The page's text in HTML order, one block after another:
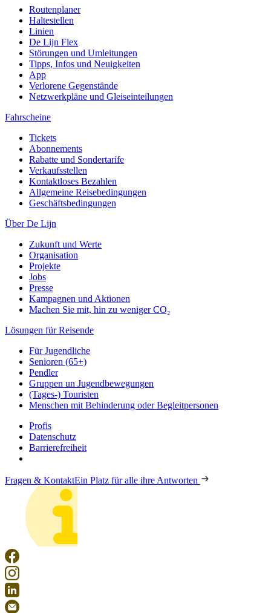
Routenplaner
Haltestellen
Linien
De Lijn Flex
Störungen und Umleitungen
Tipps, Infos und Neuigkeiten
App
Verlorene Gegenstände
Netzwerkpläne und Gleiseinteilungen
Fahrscheine
Tickets
Abonnements
Rabatte und Sondertarife
Verkaufsstellen
Kontaktloses Bezahlen
Allgemeine Reisebedingungen
Geschäftsbedingungen
Über De Lijn
Zukunft und Werte
Organisation
Projekte
Jobs
Presse
Kampagnen und Aktionen
Machen Sie mit, hin zu weniger CO₂
Lösungen für Reisende
Für Jugendliche
Senioren (65+)
Pendler
Gruppen un Jugendbewegungen
(Tages-) Touristen
Menschen mit Behinderung oder Begleitpersonen
Profis
Datenschutz
Barrierefreiheit
Fragen & KontaktEin Platz für alle ihre Antworten